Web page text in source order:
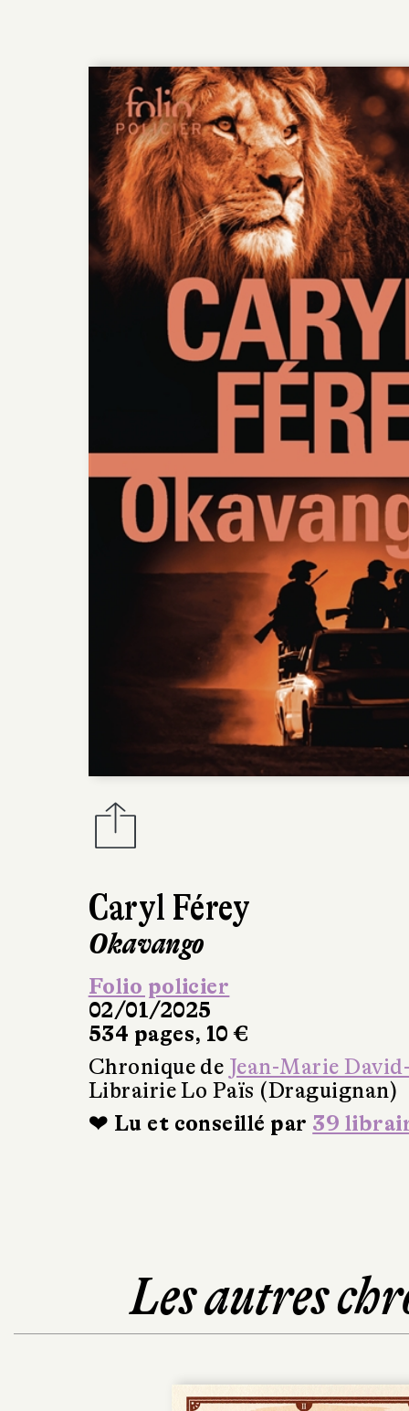
Caryl Férey
Okavango
Folio policier
02/01/2025
534 pages, 10 €
Chronique de Jean-Marie
Librairie Lo Païs (Draguignan)
❤ Lu et conseillé par 39
Les autres